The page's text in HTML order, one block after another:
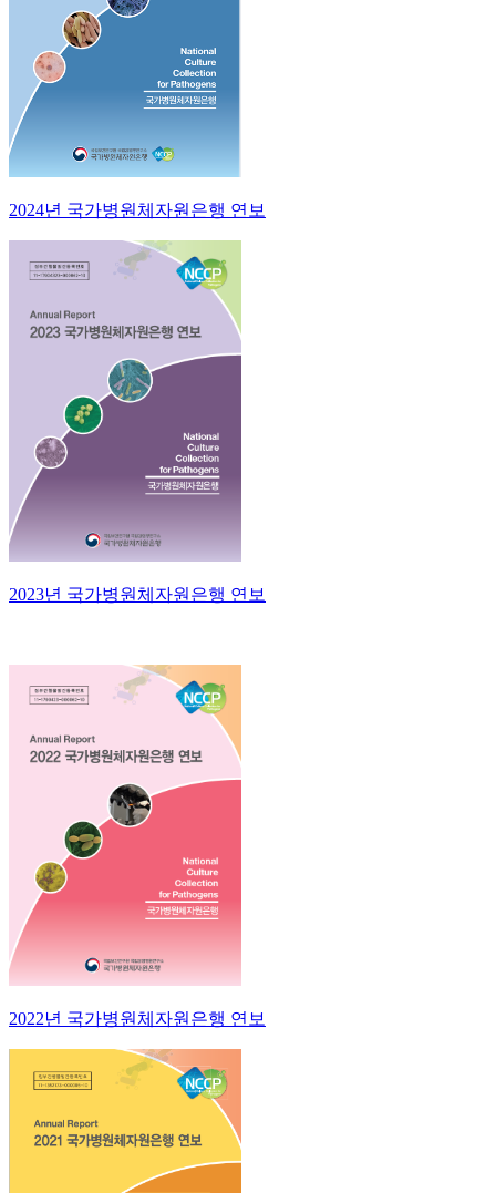
2024년 국가병원체자원은행 연보
2023년 국가병원체자원은행 연보
2022년 국가병원체자원은행 연보